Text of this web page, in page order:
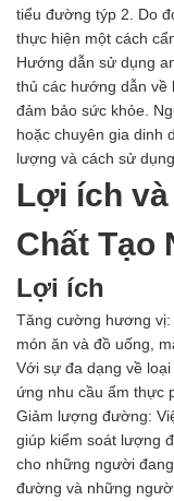
tiểu đường týp 2. Do
thực hiện một cách
Hướng dẫn sử dụng
thủ các hướng dẫn về
đảm bảo sức khỏe.
hoặc chuyên gia dinh
lượng và cách sử
Lợi ích
Chất Tạo
Lợi ích
Tăng cường hương vị:
món ăn và đồ uống,
Với sự đa dạng về
ứng nhu cầu ẩm thực
Giảm lượng đường:
giúp kiểm soát lượng
cho những người
đường và những